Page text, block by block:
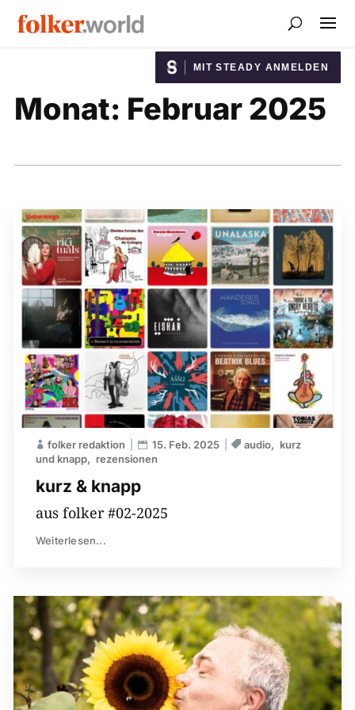
MIT STEADY ANMELDEN
Monat: Februar 2025
kurz & knapp
folker redaktion 15. Feb. 2025 audio
kurz
und knapp
rezensionen
aus folker #02-2025
Weiterlesen...